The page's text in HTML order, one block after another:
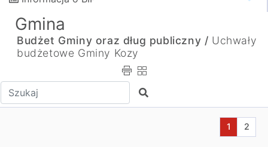
Gmina
Budżet Gminy oraz dług publiczny / Uchwały
budżetowe Gminy Kozy
Wpisz tekst do wyszukania Szukaj
Aktualna
1 2